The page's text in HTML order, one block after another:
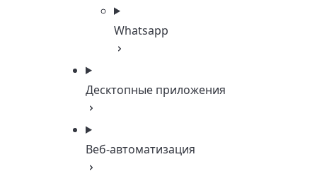
Whatsapp
Десктопные приложения
Веб-автоматизация